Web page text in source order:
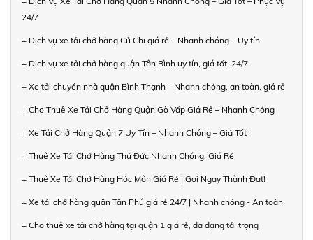
24/7
+ Dịch vụ xe tải chở hàng Củ Chi giá rẻ – Nhanh chóng – Uy tín
+ Dịch vụ xe tải chở hàng quận Tân Bình uy tín, giá tốt, 24/7
+ Xe tải chuyển nhà quận Bình Thạnh – Nhanh chóng, an toàn, giá rẻ
+ Cho Thuê Xe Tải Chở Hàng Quận Gò Vấp Giá Rẻ – Nhanh Chóng
+ Xe Tải Chở Hàng Quận 7 Uy Tín – Nhanh Chóng – Giá Tốt
+ Thuê Xe Tải Chở Hàng Thủ Đức Nhanh Chóng, Giá Rẻ
+ Thuê Xe Tải Chở Hàng Hóc Môn Giá Rẻ | Gọi Ngay Thành Đạt!
+ Xe tải chở hàng quận Tân Phú giá rẻ 24/7 | Nhanh chóng - An toàn
+ Cho thuê xe tải chở hàng tại quận 1 giá rẻ, đa dạng tải trọng